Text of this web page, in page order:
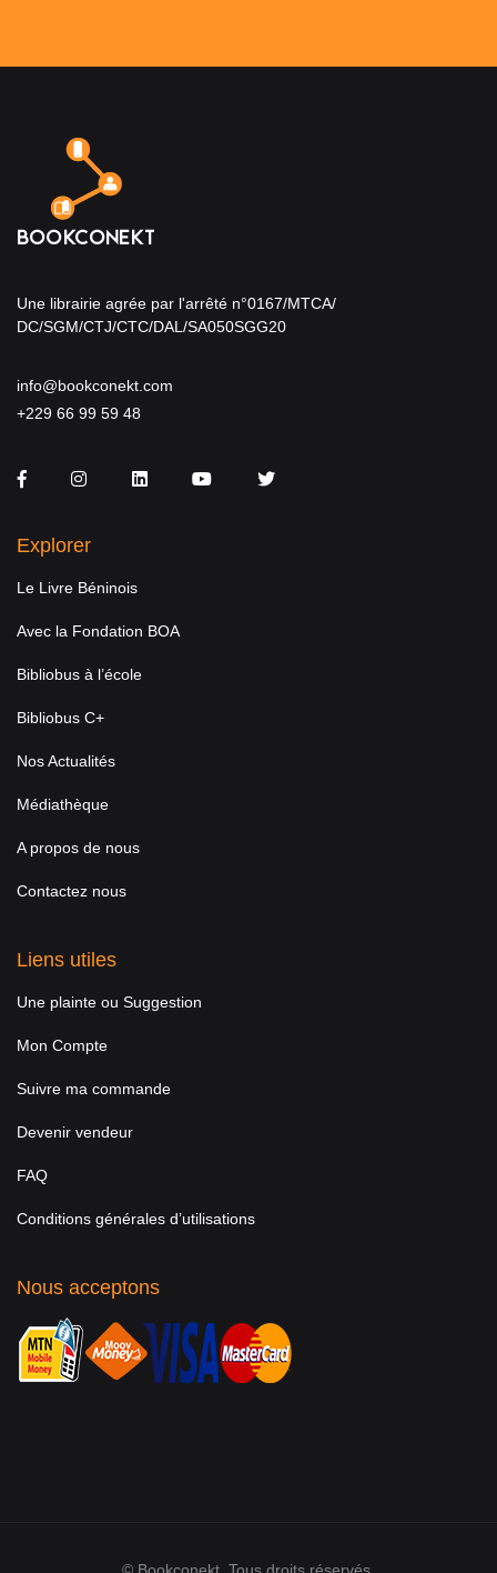
Une librairie agrée par l'arrêté n°0167/MTCA/
DC/SGM/CTJ/CTC/DAL/SA050SGG20
info@bookconekt.com
+229 66 99 59 48
FacebookInstagramLinkedInYou TubeTwitter
Explorer
Le Livre Béninois
Avec la Fondation BOA
Bibliobus à l’école
Bibliobus C+
Nos Actualités
Médiathèque
A propos de nous
Contactez nous
Liens utiles
Une plainte ou Suggestion
Mon Compte
Suivre ma commande
Devenir vendeur
FAQ
Conditions générales d’utilisations
Nous acceptons